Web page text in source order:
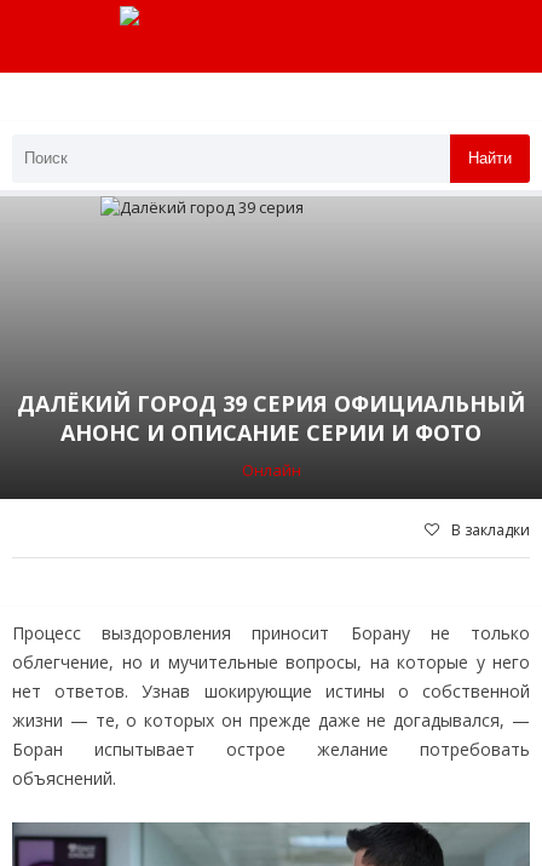
Найти
ДАЛЁКИЙ ГОРОД 39 СЕРИЯ ОФИЦИАЛЬНЫЙ
АНОНС И ОПИСАНИЕ СЕРИИ И ФОТО
Онлайн
В закладки
Процесс выздоровления приносит Борану не только
облегчение, но и мучительные вопросы, на которые у него
нет ответов. Узнав шокирующие истины о собственной
жизни — те, о которых он прежде даже не догадывался, —
Боран испытывает острое желание потребовать
объяснений.